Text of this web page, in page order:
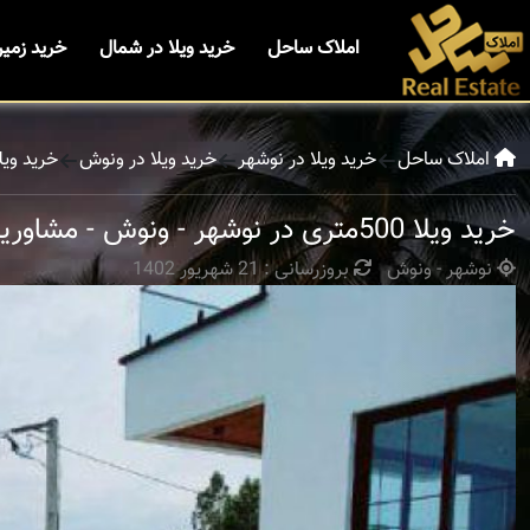
املاک ساحل خرید ویلا در شمال خرید
املاک ساحل خرید ویلا در نوشهر خرید ویلا در ونوش خرید ویلا 500متری در نوشهر - ونوش -
خرید ویلا 500متری در نوشهر - ونوش - مشاورین ساحل
نوشهر - ونوش بروزرسانی : 21 شهریور 1402